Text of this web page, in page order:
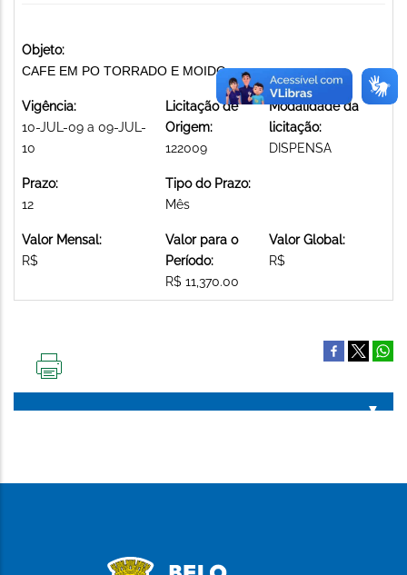
Objeto:
CAFE EM PO TORRADO E MOIDO.
Vigência:
10-JUL-09 a 09-JUL-
10
Licitação de
Origem:
122009
Modalidade da
licitação:
DISPENSA
Prazo:
12
Tipo do Prazo:
Mês
Valor Mensal:
R$
Valor para o
Período:
R$ 11,370.00
Valor Global:
R$
PÁGINA